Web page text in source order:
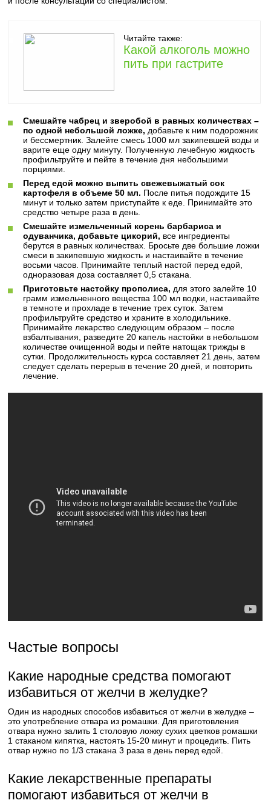
Читайте также:
Какой алкоголь можно
пить при гастрите
Смешайте чабрец и зверобой в равных количествах –
по одной небольшой ложке, добавьте к ним подорожник
и бессмертник. Залейте смесь 1000 мл закипевшей воды и
варите еще одну минуту. Полученную лечебную жидкость
профильтруйте и пейте в течение дня небольшими
порциями.
Перед едой можно выпить свежевыжатый сок
картофеля в объеме 50 мл. После питья подождите 15
минут и только затем приступайте к еде. Принимайте это
средство четыре раза в день.
Смешайте измельченный корень барбариса и
одуванчика, добавьте цикорий, все ингредиенты
берутся в равных количествах. Бросьте две большие ложки
смеси в закипевшую жидкость и настаивайте в течение
восьми часов. Принимайте теплый настой перед едой,
одноразовая доза составляет 0,5 стакана.
Приготовьте настойку прополиса, для этого залейте 10
грамм измельченного вещества 100 мл водки, настаивайте
в темноте и прохладе в течение трех суток. Затем
профильтруйте средство и храните в холодильнике.
Принимайте лекарство следующим образом – после
взбалтывания, разведите 20 капель настойки в небольшом
количестве очищенной воды и пейте натощак трижды в
сутки. Продолжительность курса составляет 21 день, затем
следует сделать перерыв в течение 20 дней, и повторить
лечение.
Частые вопросы
Какие народные средства помогают
избавиться от желчи в желудке?
Один из народных способов избавиться от желчи в желудке –
это употребление отвара из ромашки. Для приготовления
отвара нужно залить 1 столовую ложку сухих цветков ромашки
1 стаканом кипятка, настоять 15-20 минут и процедить. Пить
отвар нужно по 1/3 стакана 3 раза в день перед едой.
Какие лекарственные препараты
помогают избавиться от желчи в